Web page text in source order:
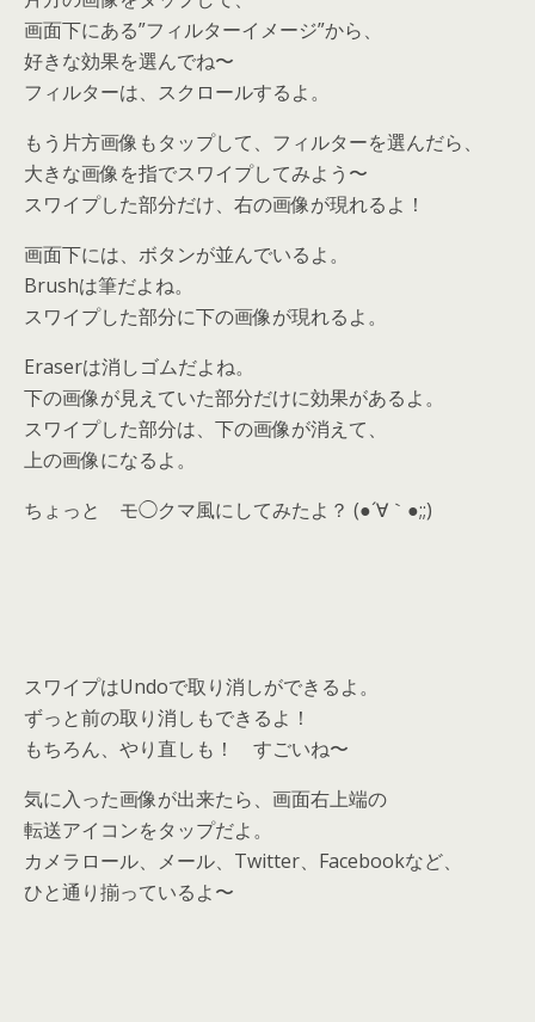
画面下にある”フィルターイメージ”から、
好きな効果を選んでね〜
フィルターは、スクロールするよ。
もう片方画像もタップして、フィルターを選んだら、
大きな画像を指でスワイプしてみよう〜
スワイプした部分だけ、右の画像が現れるよ！
画面下には、ボタンが並んでいるよ。
Brushは筆だよね。
スワイプした部分に下の画像が現れるよ。
Eraserは消しゴムだよね。
下の画像が見えていた部分だけに効果があるよ。
スワイプした部分は、下の画像が消えて、
上の画像になるよ。
ちょっと モ◯クマ風にしてみたよ？ (●´∀｀●;;)
スワイプはUndoで取り消しができるよ。
ずっと前の取り消しもできるよ！
もちろん、やり直しも！ すごいね〜
気に入った画像が出来たら、画面右上端の
転送アイコンをタップだよ。
カメラロール、メール、Twitter、Facebookなど、
ひと通り揃っているよ〜